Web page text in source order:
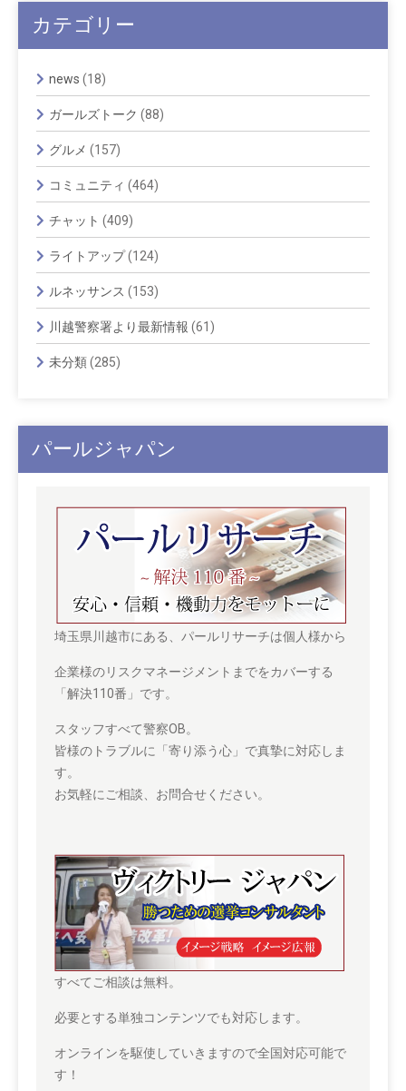
カテゴリー
news (18)
ガールズトーク (88)
グルメ (157)
コミュニティ (464)
チャット (409)
ライトアップ(124)
ルネッサンス (153)
川越警察署より最新情報 (61)
未分類(285)
パールジャパン
埼玉県川越市にある、パールリサーチは個人様から
企業様のリスクマネージメントまでをカバーする
「解決110番」です。
スタッフすべて警察OB。
皆様のトラブルに「寄り添う心」で真摯に対応しま
す。
お気軽にご相談、お問合せください。
すべてご相談は無料。
必要とする単独コンテンツでも対応します。
オンラインを駆使していきますので全国対応可能で
す！